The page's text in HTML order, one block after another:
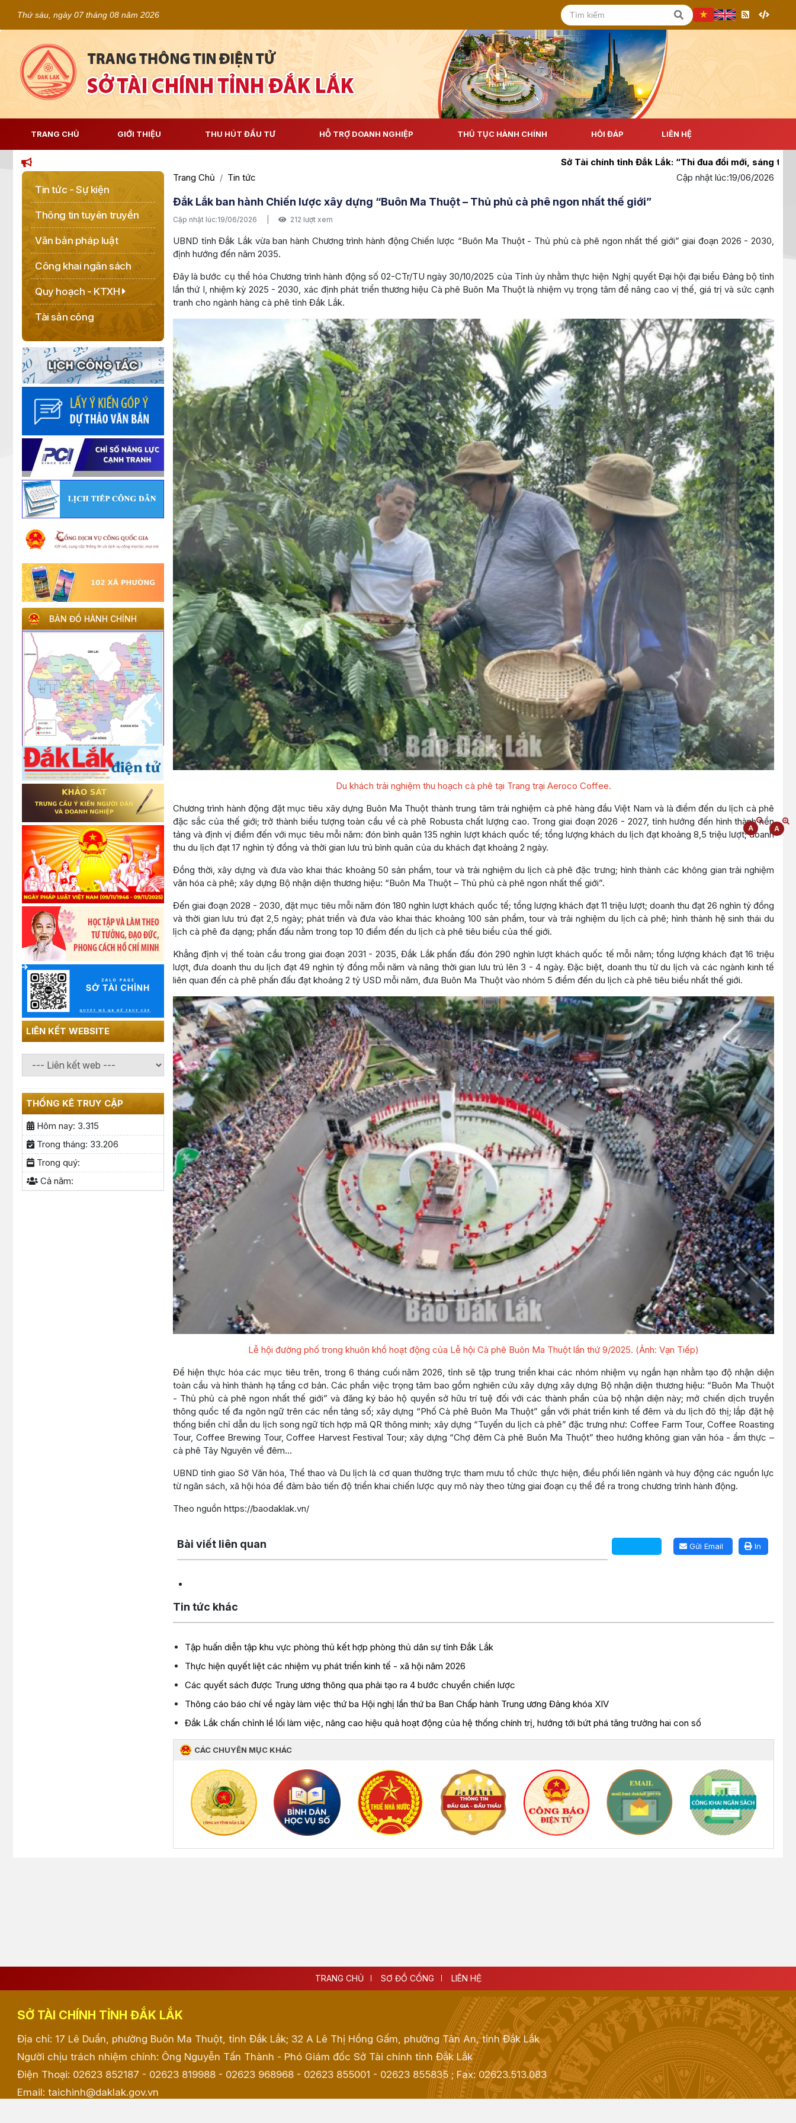
Thứ sáu, ngày 07 tháng 08 năm 2026
TRANG CHỦ GIỚI THIỆU THU HÚT ĐẦU TƯ HỖ TRỢ DOANH NGHIỆP THỦ TỤC HÀNH CHÍNH HỎI ĐÁP LIÊN HỆ
Sở Tài chính tỉnh Đắk Lắk: “Thi đua đổi mới, sáng tạo, tăng tốc
Tin tức - Sự kiện
Thông tin tuyên truyền
Văn bản pháp luật
Công khai ngân sách
Quy hoạch - KTXH
Tài sản công
BẢN ĐỒ HÀNH CHÍNH
LIÊN KẾT WEBSITE
THỐNG KÊ TRUY CẬP
Hôm nay: 3.315
Trong tháng: 33.206
Trong quý:
Cả năm:
Trang Chủ Tin tức Cập nhật lúc:19/06/2026
Đắk Lắk ban hành Chiến lược xây dựng “Buôn Ma Thuột – Thủ phủ cà phê ngon nhất thế giới”
Cập nhật lúc:19/06/2026 212 lượt xem
UBND tỉnh Đắk Lắk vừa ban hành Chương trình hành động Chiến lược “Buôn Ma Thuột - Thủ phủ cà phê ngon nhất thế giới” giai đoạn 2026 - 2030,
định hướng đến năm 2035.
Đây là bước cụ thể hóa Chương trình hành động số 02-CTr/TU ngày 30/10/2025 của Tỉnh ủy nhằm thực hiện Nghị quyết Đại hội đại biểu Đảng bộ tỉnh
lần thứ I, nhiệm kỳ 2025 - 2030, xác định phát triển thương hiệu Cà phê Buôn Ma Thuột là nhiệm vụ trọng tâm để nâng cao vị thế, giá trị và sức cạnh
tranh cho ngành hàng cà phê tỉnh Đắk Lắk.
Du khách trải nghiệm thu hoạch cà phê tại Trang trại Aeroco Coffee.
Chương trình hành động đặt mục tiêu xây dựng Buôn Ma Thuột thành trung tâm trải nghiệm cà phê hàng đầu Việt Nam và là điểm đến du lịch cà phê
đặc sắc của thế giới; trở thành biểu tượng toàn cầu về cà phê Robusta chất lượng cao. Trong giai đoạn 2026 - 2027, tỉnh hướng đến hình thành nền
tảng và định vị điểm đến với mục tiêu mỗi năm: đón bình quân 135 nghìn lượt khách quốc tế; tổng lượng khách du lịch đạt khoảng 8,5 triệu lượt; doanh
thu du lịch đạt 17 nghìn tỷ đồng và thời gian lưu trú bình quân của du khách đạt khoảng 2 ngày.
Đồng thời, xây dựng và đưa vào khai thác khoảng 50 sản phẩm, tour và trải nghiệm du lịch cà phê đặc trưng; hình thành các không gian trải nghiệm
văn hóa cà phê; xây dựng Bộ nhận diện thương hiệu: “Buôn Ma Thuột – Thủ phủ cà phê ngon nhất thế giới”.
Đến giai đoạn 2028 - 2030, đặt mục tiêu mỗi năm đón 180 nghìn lượt khách quốc tế; tổng lượng khách đạt 11 triệu lượt; doanh thu đạt 26 nghìn tỷ đồng
và thời gian lưu trú đạt 2,5 ngày; phát triển và đưa vào khai thác khoảng 100 sản phẩm, tour và trải nghiệm du lịch cà phê; hình thành hệ sinh thái du
lịch cà phê đa dạng; phấn đấu nằm trong top 10 điểm đến du lịch cà phê tiêu biểu của thế giới.
Khẳng định vị thế toàn cầu trong giai đoạn 2031 - 2035, Đắk Lắk phấn đấu đón 290 nghìn lượt khách quốc tế mỗi năm; tổng lượng khách đạt 16 triệu
lượt, đưa doanh thu du lịch đạt 49 nghìn tỷ đồng mỗi năm và nâng thời gian lưu trú lên 3 - 4 ngày. Đặc biệt, doanh thu từ du lịch và các ngành kinh tế
liên quan đến cà phê phấn đấu đạt khoảng 2 tỷ USD mỗi năm, đưa Buôn Ma Thuột vào nhóm 5 điểm đến du lịch cà phê tiêu biểu nhất thế giới.
Lễ hội đường phố trong khuôn khổ hoạt động của Lễ hội Cà phê Buôn Ma Thuột lần thứ 9/2025. (Ảnh: Vạn Tiếp)
Để hiện thực hóa các mục tiêu trên, trong 6 tháng cuối năm 2026, tỉnh sẽ tập trung triển khai các nhóm nhiệm vụ ngắn hạn nhằm tạo độ nhận diện
toàn cầu và hình thành hạ tầng cơ bản. Các phần việc trọng tâm bao gồm nghiên cứu xây dựng xây dựng Bộ nhận diện thương hiệu: “Buôn Ma Thuột
- Thủ phủ cà phê ngon nhất thế giới” và đăng ký bảo hộ quyền sở hữu trí tuệ đối với các thành phần của bộ nhận diện này; mở chiến dịch truyền
thông quốc tế đa ngôn ngữ trên các nền tảng số; xây dựng “Phố Cà phê Buôn Ma Thuột” gắn với phát triển kinh tế đêm và du lịch đô thị; lắp đặt hệ
thống biển chỉ dẫn du lịch song ngữ tích hợp mã QR thông minh; xây dựng “Tuyến du lịch cà phê” đặc trưng như: Coffee Farm Tour, Coffee Roasting
Tour, Coffee Brewing Tour, Coffee Harvest Festival Tour; xây dựng “Chợ đêm Cà phê Buôn Ma Thuột” theo hướng không gian văn hóa - ẩm thực –
cà phê Tây Nguyên về đêm…
UBND tỉnh giao Sở Văn hóa, Thể thao và Du lịch là cơ quan thường trực tham mưu tổ chức thực hiện, điều phối liên ngành và huy động các nguồn lực
từ ngân sách, xã hội hóa để đảm bảo tiến độ triển khai chiến lược quy mô này theo từng giai đoạn cụ thể đề ra trong chương trình hành động.
Theo nguồn https://baodaklak.vn/
In
Gửi Email
Bài viết liên quan
Tin tức khác
Tập huấn diễn tập khu vực phòng thủ kết hợp phòng thủ dân sự tỉnh Đắk Lắk
Thực hiện quyết liệt các nhiệm vụ phát triển kinh tế - xã hội năm 2026
Các quyết sách được Trung ương thông qua phải tạo ra 4 bước chuyển chiến lược
Thông cáo báo chí về ngày làm việc thứ ba Hội nghị lần thứ ba Ban Chấp hành Trung ương Đảng khóa XIV
Đắk Lắk chấn chỉnh lề lối làm việc, nâng cao hiệu quả hoạt động của hệ thống chính trị, hướng tới bứt phá tăng trưởng hai con số
CÁC CHUYÊN MỤC KHÁC
TRANG CHỦ SƠ ĐỒ CỔNG LIÊN HỆ
SỞ TÀI CHÍNH TỈNH ĐẮK LẮK
Địa chỉ: 17 Lê Duẩn, phường Buôn Ma Thuột, tỉnh Đắk Lắk; 32 A Lê Thị Hồng Gấm, phường Tân An, tỉnh Đắk Lắk
Người chịu trách nhiệm chính: Ông Nguyễn Tấn Thành - Phó Giám đốc Sở Tài chính tỉnh Đắk Lắk
Điện Thoại: 02623 852187 - 02623 819988 - 02623 968968 - 02623 855001 - 02623 855835; Fax:02623.513.083
Email: taichinh@daklak.gov.vn